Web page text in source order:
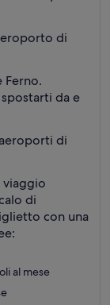
di
Ferno.
da e
di
viaggio
di
con una
al mese